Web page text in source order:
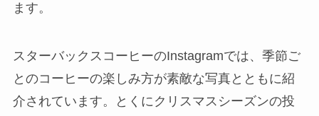
ます。
スターバックスコーヒーのInstagramでは、季節ご
とのコーヒーの楽しみ方が素敵な写真とともに紹
介されています。とくにクリスマスシーズンの投